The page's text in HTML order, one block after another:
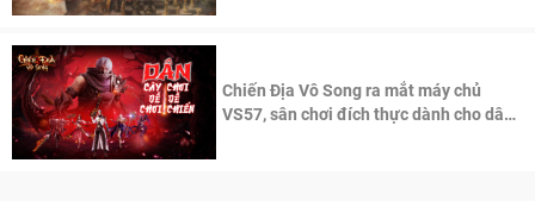
Chiến Địa Vô Song ra mắt máy chủ
VS57, sân chơi đích thực dành cho dân